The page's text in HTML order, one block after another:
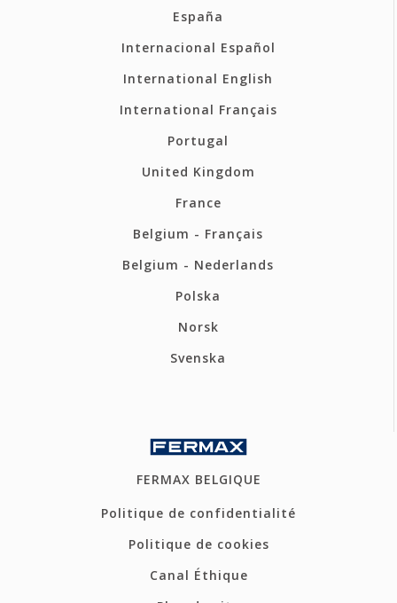
España
Internacional Español
International English
International Français
Portugal
United Kingdom
France
Belgium - Français
Belgium - Nederlands
Polska
Norsk
Svenska
FERMAX BELGIQUE
Politique de confidentialité
Politique de cookies
Canal Éthique